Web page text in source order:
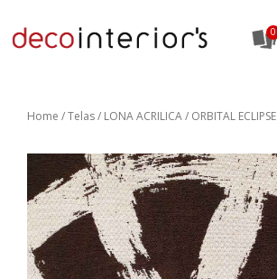
0
Home /Telas/ LONA ACRILICA / ORBITAL ECLIPSE